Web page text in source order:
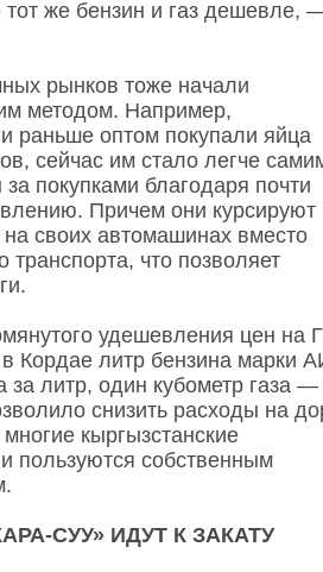
тот же бензин и газ дешевле,
рынков тоже начали
методом. Например,
раньше оптом покупали яйца
сейчас им стало легче
покупками благодаря почти
Причем они курсируют
своих автомашинах вместо
что позволяет
удешевления цен на
в Кордае литр бензина марки
за литр, один кубометр газа
снизить расходы на
кыргызстанские
пользуются собственным
СУУ» ИДУТ К ЗАКАТУ